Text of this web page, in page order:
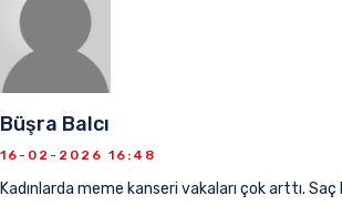
Büşra Balcı
16-02-2026 16:48
Kadınlarda meme kanseri vakaları çok arttı.